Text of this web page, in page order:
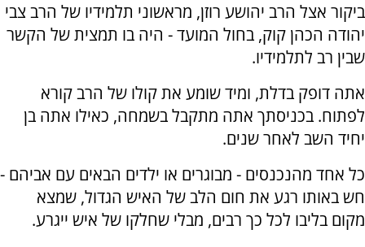
ביקור אצל הרב יהושע רוזן, מראשוני תלמידיו של הרב צבי
יהודה הכהן קוק, בחול המועד - היה בו תמצית של הקשר
שבין רב לתלמידיו.
אתה דופק בדלת, ומיד שומע את קולו של הרב קורא
לפתוח. בכניסתך אתה מתקבל בשמחה, כאילו אתה בן
יחיד השב לאחר שנים.
כל אחד מהנכנסים - מבוגרים או ילדים הבאים עם אביהם -
חש באותו רגע את חום הלב של האיש הגדול, שמצא
מקום בליבו לכל כך רבים, מבלי שחלקו של איש ייגרע.